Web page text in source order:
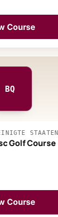
Course
BQ
STAATEN
Golf Course
Course